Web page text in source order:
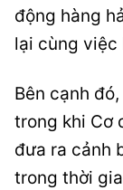
động hàng
lại cùng việc
Bên cạnh
trong khi Cơ
đưa ra cảnh
trong thời